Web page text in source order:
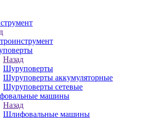
Назад
Шуруповерты
Шуруповерты аккумуляторные
Шуруповерты сетевые
машины
Назад
Шлифовальные машины